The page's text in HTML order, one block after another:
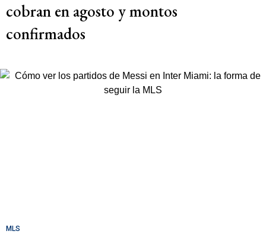
cobran en agosto y montos
confirmados
MLS